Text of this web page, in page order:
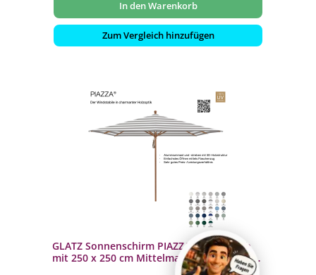
In den Warenkorb
Zum Vergleich hinzufügen
GLATZ Sonnenschirm PIAZZA quadratisch
mit 250 x 250 cm Mittelmastschirm 100 %